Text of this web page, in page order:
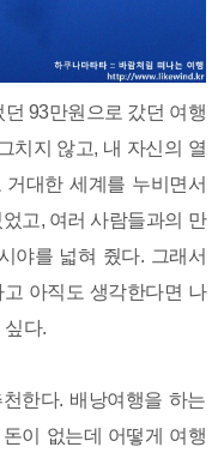
93만원으로 갔던 여행
치지 않고, 내 자신의 열
대한 세계를 누비면서
고, 여러 사람들과의 만
야를 넓혀 줬다. 그래서
아직도 생각한다면 나
싶다.
한다. 배낭여행을 하는
이 없는데 어떻게 여행